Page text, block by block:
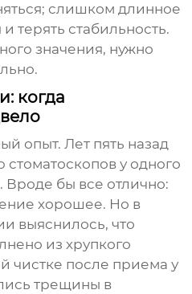
слишком длинное
терять стабильность.
значения, нужно
когда
опыт. Лет пять назад
стоматоскопов у одного
Вроде бы все отлично:
хорошее. Но в
выяснилось, что
из хрупкого
чистке после приема у
трещины в